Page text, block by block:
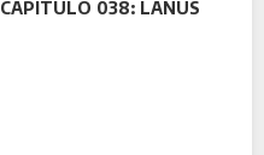
CAPITULO 038: LANUS